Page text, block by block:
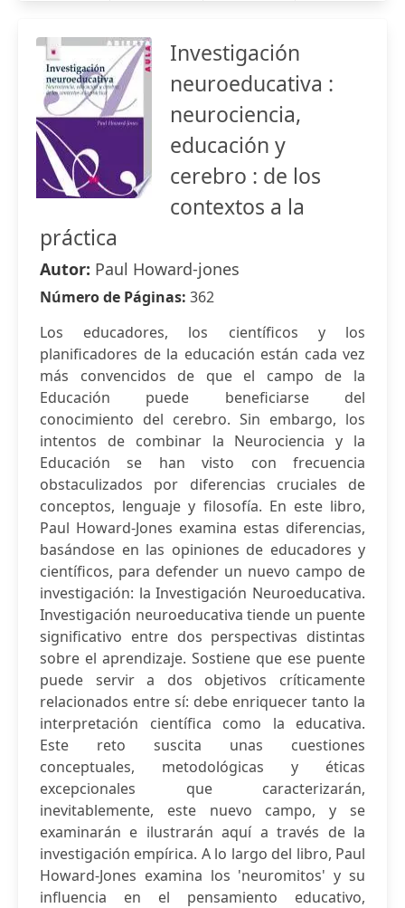
Investigación
neuroeducativa :
neurociencia,
educación y
cerebro : de los
contextos a la
práctica
Autor: Paul Howard-jones
Número de Páginas: 362
Los educadores, los científicos y los
planificadores de la educación están cada vez
más convencidos de que el campo de la
Educación puede beneficiarse del
conocimiento del cerebro. Sin embargo, los
intentos de combinar la Neurociencia y la
Educación se han visto con frecuencia
obstaculizados por diferencias cruciales de
conceptos, lenguaje y filosofía. En este libro,
Paul Howard-Jones examina estas diferencias,
basándose en las opiniones de educadores y
científicos, para defender un nuevo campo de
investigación: la Investigación Neuroeducativa.
Investigación neuroeducativa tiende un puente
significativo entre dos perspectivas distintas
sobre el aprendizaje. Sostiene que ese puente
puede servir a dos objetivos críticamente
relacionados entre sí: debe enriquecer tanto la
interpretación científica como la educativa.
Este reto suscita unas cuestiones
conceptuales, metodológicas y éticas
excepcionales que caracterizarán,
inevitablemente, este nuevo campo, y se
examinarán e ilustrarán aquí a través de la
investigación empírica. A lo largo del libro, Paul
Howard-Jones examina los 'neuromitos' y su
influencia en el pensamiento educativo,